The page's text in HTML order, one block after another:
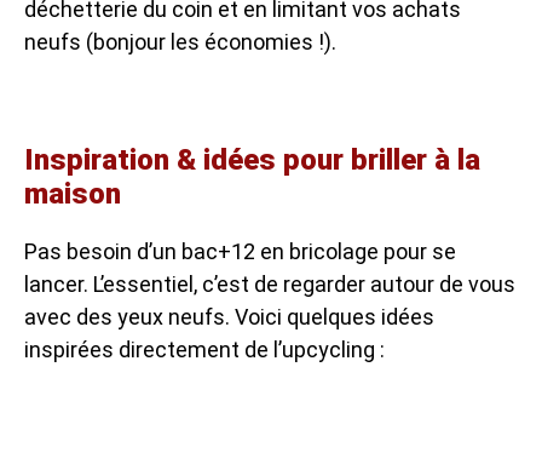
déchetterie du coin et en limitant vos achats
neufs (bonjour les économies !).
Inspiration & idées pour briller à la
maison
Pas besoin d’un bac+12 en bricolage pour se
lancer. L’essentiel, c’est de regarder autour de vous
avec des yeux neufs. Voici quelques idées
inspirées directement de l’upcycling :